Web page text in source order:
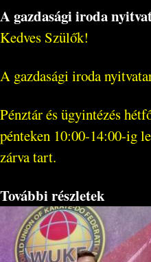
A gazdasági iroda
Kedves Szülők!
A gazdasági iroda
Pénztár és ügyintézés
pénteken 10:00-14:00-ig
zárva tart.
További részletek